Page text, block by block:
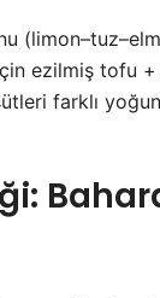
ezilmiş tofu
farklı